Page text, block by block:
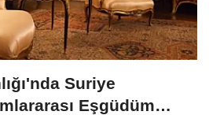
Suriye
Eşgüdüm